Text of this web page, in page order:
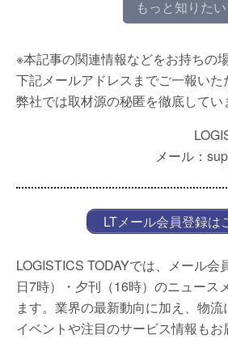
もっと知りたい
※本記事の関連情報などをお持ちの
下記メールアドレスまでご一報いた
弊社では取材源の秘匿を徹底してい
メール：
LTメール会員登録は
LOGISTICS TODAYでは、メール会
日7時）・夕刊（16時）のニュース
ます。業界の最新動向に加え、物
イベントや注目のサービス情報もお